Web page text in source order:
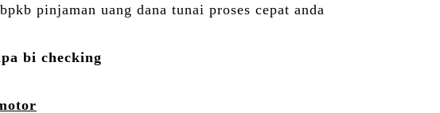
pinjaman uang dana tunai proses cepat anda
bi checking